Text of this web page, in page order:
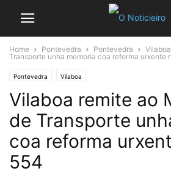
Home Pontevedra Pontevedra
Transporte unha memoria coa reforma urxente
Pontevedra Vilaboa
Vilaboa remite ao
de Transporte
coa reforma
554